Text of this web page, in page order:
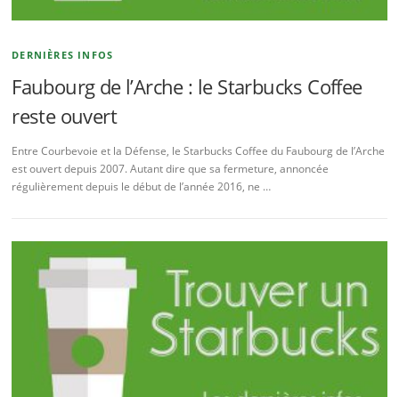
DERNIÈRES INFOS
Faubourg de l’Arche : le Starbucks Coffee
reste ouvert
Entre Courbevoie et la Défense, le Starbucks Coffee du Faubourg de l’Arche
est ouvert depuis 2007. Autant dire que sa fermeture, annoncée
régulièrement depuis le début de l’année 2016, ne …